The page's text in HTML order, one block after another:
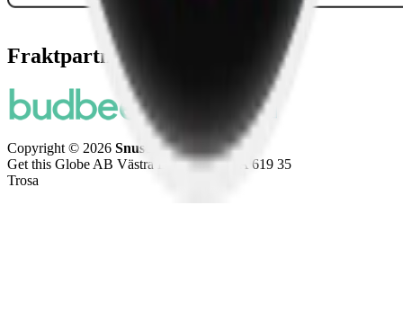
Fraktpartners
Copyright © 2026 Snuset.se
Get this Globe AB Västra Långgatan 41 A 619 35
Trosa